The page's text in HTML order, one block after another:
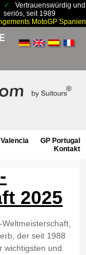
Vertrauenswürdig und
seriös, seit 1989
MotoGP Spanien
GP Portugal
Kontakt
2025
der seit 1988
wichtigsten und